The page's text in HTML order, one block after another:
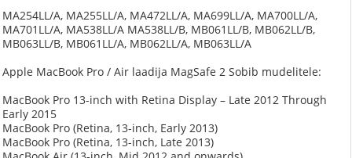
MA254LL/A, MA255LL/A, MA472LL/A, MA699LL/A, MA700LL/A,
MA701LL/A, MA538LL/A MA538LL/B, MB061LL/B, MB062LL/B,
MB063LL/B, MB061LL/A, MB062LL/A, MB063LL/A
Apple MacBook Pro / Air laadija MagSafe 2 Sobib mudelitele:
MacBook Pro 13-inch with Retina Display – Late 2012 Through
Early 2015
MacBook Pro (Retina, 13-inch, Early 2013)
MacBook Pro (Retina, 13-inch, Late 2013)